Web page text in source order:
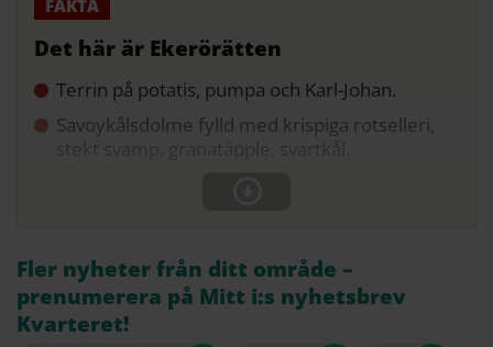
Det här är Ekerörätten
Terrin på potatis, pumpa och Karl-Johan.
Savoykålsdolme fylld med krispiga rotselleri,
Fler nyheter från ditt område –
prenumerera på Mitt i:s nyhetsbrev
Kvarteret!